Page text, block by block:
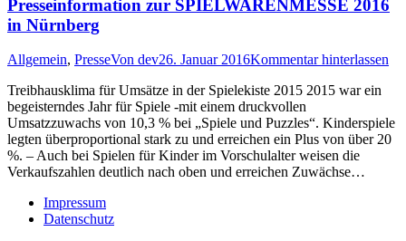
Presseinformation zur SPIELWARENMESSE 2016
in Nürnberg
Allgemein, PresseVon dev26. Januar 2016Kommentar hinterlassen
Treibhausklima für Umsätze in der Spielekiste 2015 2015 war ein
begeisterndes Jahr für Spiele -mit einem druckvollen
Umsatzzuwachs von 10,3 % bei „Spiele und Puzzles“. Kinderspiele
legten überproportional stark zu und erreichen ein Plus von über 20
%. – Auch bei Spielen für Kinder im Vorschulalter weisen die
Verkaufszahlen deutlich nach oben und erreichen Zuwächse…
Impressum
Datenschutz